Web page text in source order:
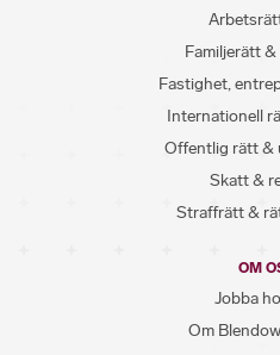
Familjerätt
Fastighet,
Internationell
Offentlig rätt &
Skatt &
Straffrätt &
OM
Jobba
Om